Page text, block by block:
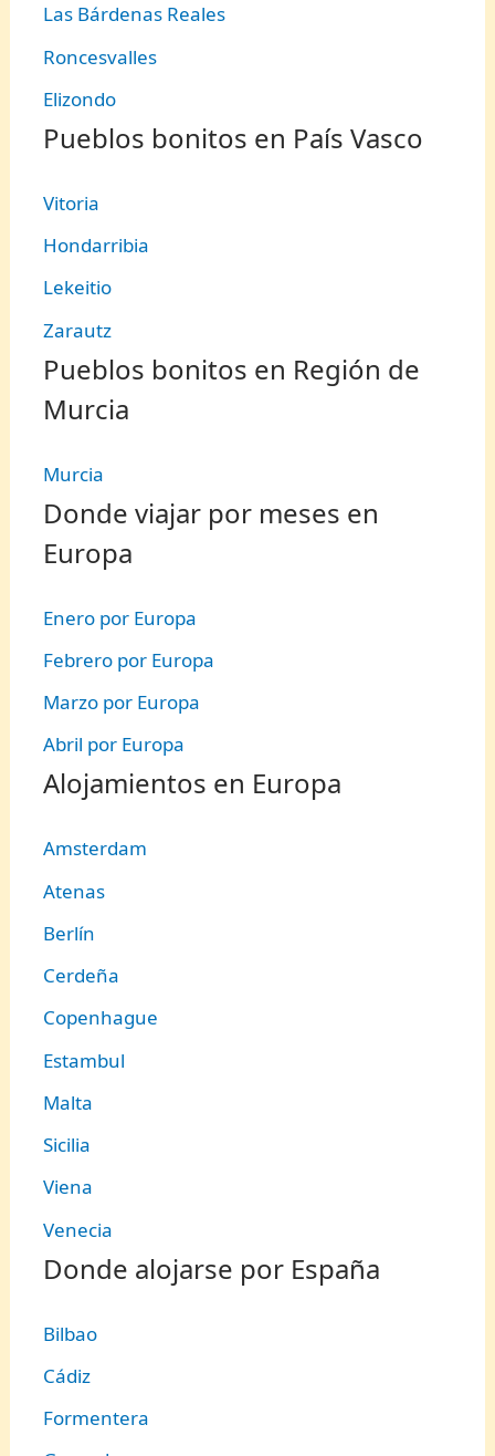
Las Bárdenas Reales
Roncesvalles
Elizondo
Pueblos bonitos en País Vasco
Vitoria
Hondarribia
Lekeitio
Zarautz
Pueblos bonitos en Región de
Murcia
Murcia
Donde viajar por meses en
Europa
Enero por Europa
Febrero por Europa
Marzo por Europa
Abril por Europa
Alojamientos en Europa
Amsterdam
Atenas
Berlín
Cerdeña
Copenhague
Estambul
Malta
Sicilia
Viena
Venecia
Donde alojarse por España
Bilbao
Cádiz
Formentera